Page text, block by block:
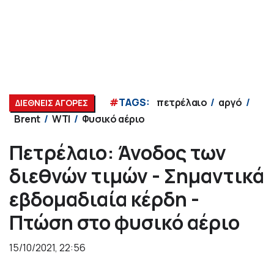
ΔΙΕΘΝΕΙΣ ΑΓΟΡΕΣ #TAGS: πετρέλαιο
αργό
Brent
WTI Φυσικό αέριο
Πετρέλαιο: Άνοδος των
διεθνών τιμών - Σημαντικά
εβδομαδιαία κέρδη -
Πτώση στο φυσικό αέριο
15/10/2021, 22:56